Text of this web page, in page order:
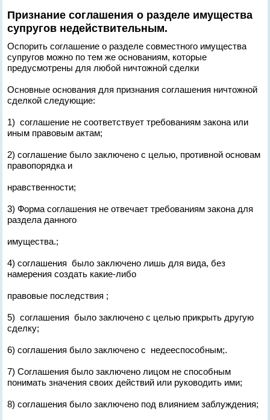
Признание соглашения о разделе имущества
супругов недействительным.
Оспорить соглашение о разделе совместного имущества
супругов можно по тем же основаниям, которые
предусмотрены для любой ничтожной сделки
Основные основания для признания соглашения ничтожной
сделкой следующие:
1) соглашение не соответствует требованиям закона или
иным правовым актам;
2) соглашение было заключено с целью, противной основам
правопорядка и
нравственности;
3) Форма соглашения не отвечает требованиям закона для
раздела данного
имущества.;
4) соглашения было заключено лишь для вида, без
намерения создать какие-либо
правовые последствия ;
5) соглашения было заключено с целью прикрыть другую
сделку;
6) соглашения было заключено с недееспособным;.
7) Соглашения было заключено лицом не способным
понимать значения своих действий или руководить ими;
8) соглашения было заключено под влиянием заблуждения;